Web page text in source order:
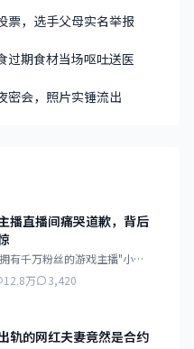
票，选手父母实名举报
过期食材当场呕吐送医
密会，照片实锤流出
播直播间痛哭道歉，背后
有千万粉丝的游戏主播"小霸
溃，在镜头前痛哭流涕向粉丝
士透露，这次道歉与近期被曝
12.8万 3,420
轨的网红夫妻竟然是合约